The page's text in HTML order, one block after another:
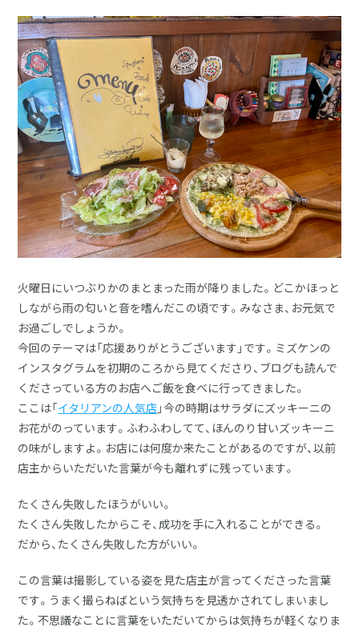
土地をお探しの方
イベント
ショールーム
ブログ
火曜日にいつぶりかのまとまった雨が降りました。どこかほっと
しながら雨の匂いと音を嗜んだこの頃です。みなさま、お元気で
お過ごしでしょうか。
今回のテーマは「応援ありがとうございます」です。ミズケンの
インスタグラムを初期のころから見てくださり、ブログも読んで
くださっている方のお店へご飯を食べに行ってきました。
ここは「イタリアンの人気店」今の時期はサラダにズッキーニの
お花がのっています。ふわふわしてて、ほんのり甘いズッキーニ
の味がしますよ。お店には何度か来たことがあるのですが、以前
店主からいただいた言葉が今も離れずに残っています。
たくさん失敗したほうがいい。
たくさん失敗したからこそ、成功を手に入れることができる。
だから、たくさん失敗した方がいい。
この言葉は撮影している姿を見た店主が言ってくださった言葉
です。うまく撮らねばという気持ちを見透かされてしまいまし
た。不思議なことに言葉をいただいてからは気持ちが軽くなりま